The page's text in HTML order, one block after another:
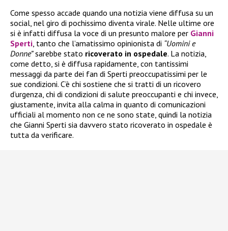
Come spesso accade quando una notizia viene diffusa su un
social, nel giro di pochissimo diventa virale. Nelle ultime ore
si è infatti diffusa la voce di un presunto malore per Gianni
Sperti, tanto che l’amatissimo opinionista di “Uomini e
Donne”sarebbe stato ricoverato in ospedale. La notizia,
come detto, si è diffusa rapidamente, con tantissimi
messaggi da parte dei fan di Sperti preoccupatissimi per le
sue condizioni. C’è chi sostiene che si tratti di un ricovero
d’urgenza, chi di condizioni di salute preoccupanti e chi invece,
giustamente, invita alla calma in quanto di comunicazioni
ufficiali al momento non ce ne sono state, quindi la notizia
che Gianni Sperti sia davvero stato ricoverato in ospedale è
tutta da verificare.